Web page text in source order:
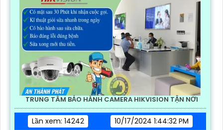
TRUNG TÂM BẢO HÀNH CAMERA HIKVISION TẬN NƠI
Lần xem: 14242 10/17/2024 1:44:32 PM